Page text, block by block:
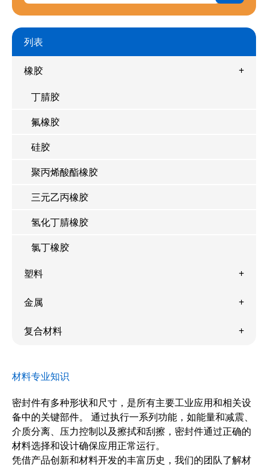
列表
橡胶
丁腈胶
氟橡胶
硅胶
聚丙烯酸酯橡胶
三元乙丙橡胶
氢化丁腈橡胶
氯丁橡胶
塑料
金属
复合材料
材料专业知识
密封件有多种形状和尺寸，是所有主要工业应用和相关设
备中的关键部件。 通过执行一系列功能，如能量和减震、
介质分离、压力控制以及擦拭和刮擦，密封件通过正确的
材料选择和设计确保应用正常运行。
凭借产品创新和材料开发的丰富历史，我们的团队了解材